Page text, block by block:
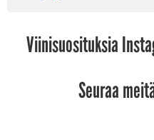
Viinisuosituksia
Seuraa